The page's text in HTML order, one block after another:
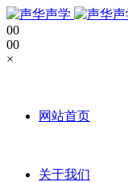
00
00
×
网站首页
关于我们